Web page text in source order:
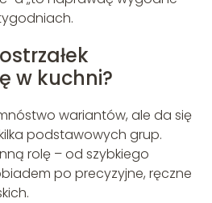
w kuchni?
wariantów, ale da się
podstawowych grup.
rolę – od szybkiego
po precyzyjne, ręczne